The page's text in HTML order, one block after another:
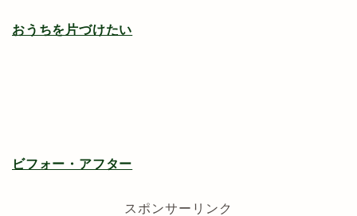
おうちを片づけたい
ビフォー・アフター
スポンサーリンク